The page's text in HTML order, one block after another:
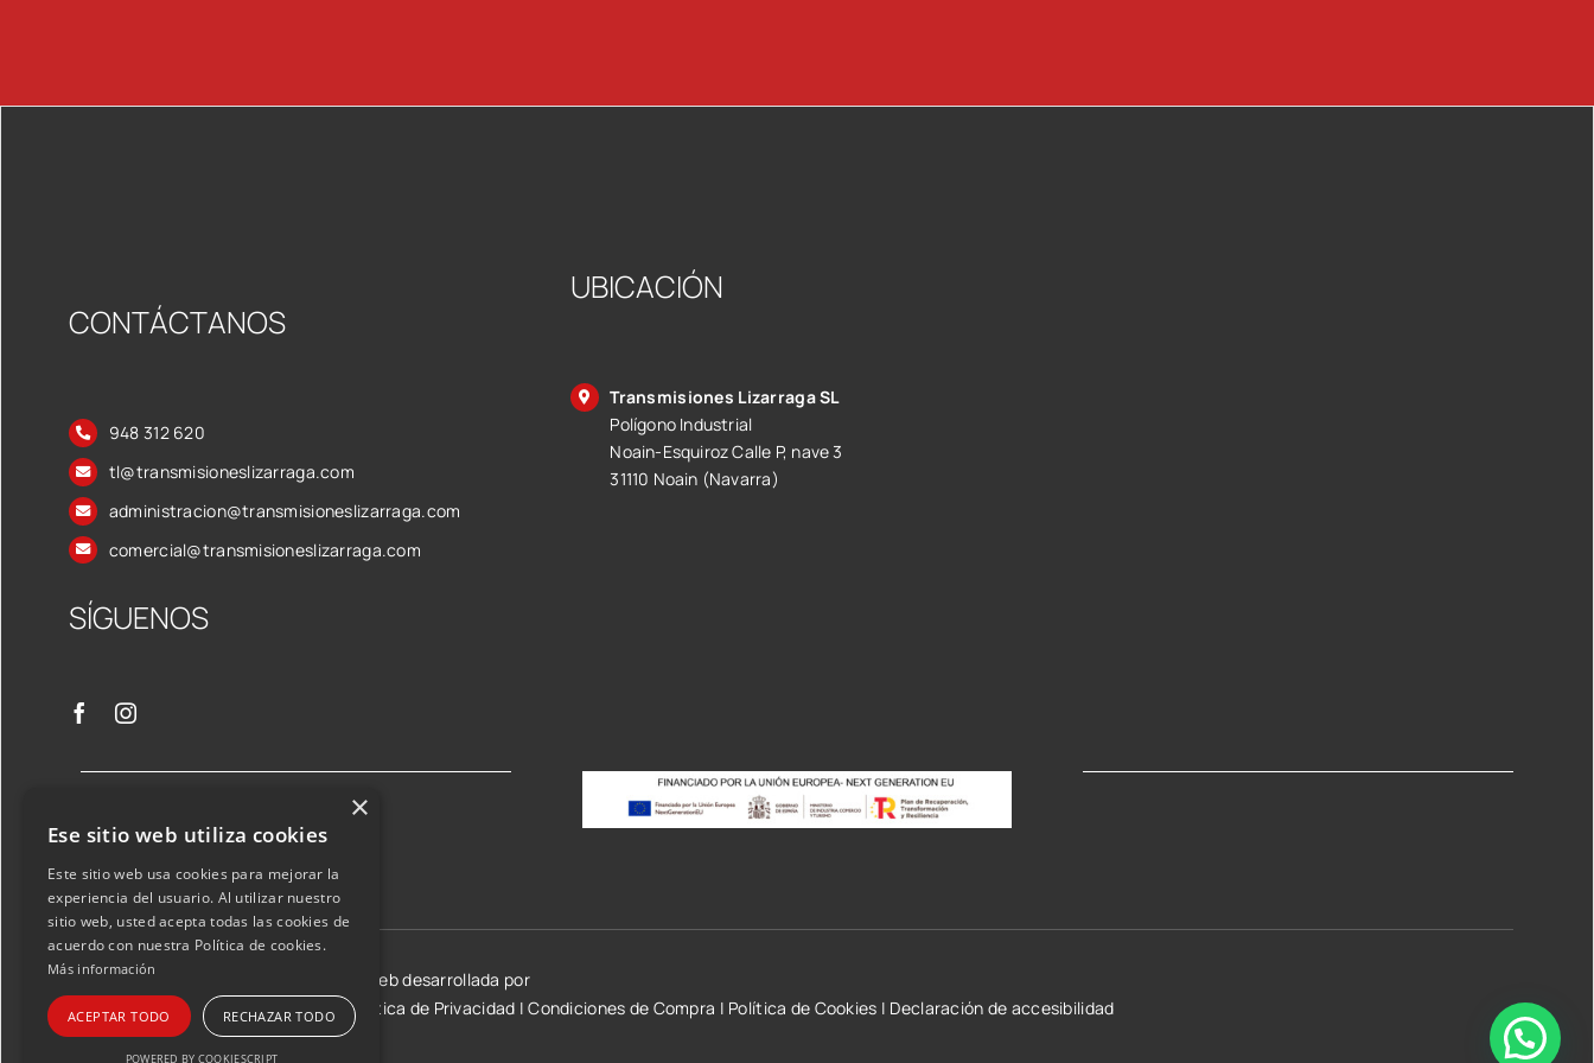
CONTÁCTANOS
948 312 620
tl@transmisioneslizarraga.com
administracion@transmisioneslizarraga.com
comercial@transmisioneslizarraga.com
SÍGUENOS
UBICACIÓN
Transmisiones Lizarraga SL
Polígono Industrial
Noain-Esquiroz Calle P, nave 3
31110 Noain (Navarra)
©2026 Transmisiones Lizarraga SL | Web desarrollada por
Aviso Legal y condiciones de uso |Política de Privacidad |Condiciones de Compra | Política de Cookies | Declaración de accesibilidad
×
Ese sitio web utiliza cookies
Este sitio web usa cookies para mejorar la
experiencia del usuario. Al utilizar nuestro
sitio web, usted acepta todas las cookies de
acuerdo con nuestra Política de cookies.
Más información
ACEPTAR TODO RECHAZAR TODO
POWERED BY COOKIESCRIPT